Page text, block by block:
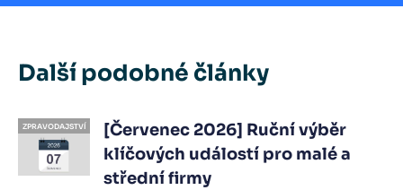
Další podobné články
ZPRAVODAJSTVÍ
[Červenec 2026] Ruční výběr
klíčových událostí pro malé a
střední firmy